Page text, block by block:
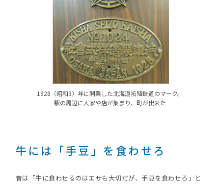
1928（昭和3）年に開業した北海道拓殖鉄道のマーク。
駅の周辺に人家や店が集まり、町が出来た
牛には「手豆」を食わせろ
昔は「牛に食わせるのはエサも大切だが、手豆を食わせろ」と